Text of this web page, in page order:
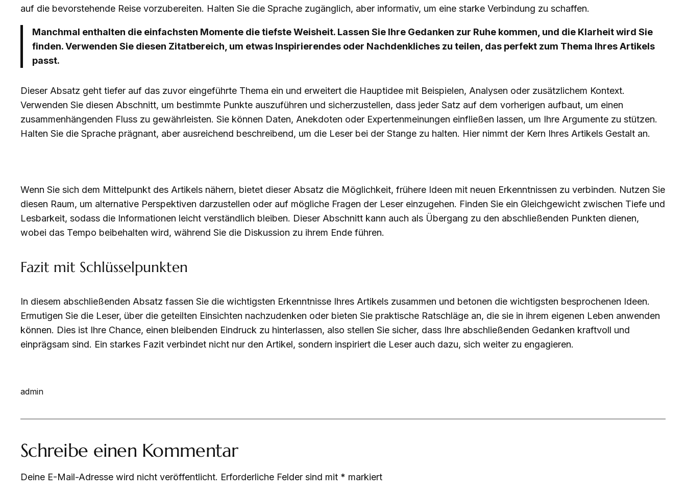
auf die bevorstehende Reise vorzubereiten. Halten Sie die Sprache zugänglich, aber informativ, um eine starke Verbindung zu schaffen.
Manchmal enthalten die einfachsten Momente die tiefste Weisheit. Lassen Sie Ihre Gedanken zur Ruhe kommen, und die Klarheit wird Sie
finden. Verwenden Sie diesen Zitatbereich, um etwas Inspirierendes oder Nachdenkliches zu teilen, das perfekt zum Thema Ihres Artikels
passt.
Dieser Absatz geht tiefer auf das zuvor eingeführte Thema ein und erweitert die Hauptidee mit Beispielen, Analysen oder zusätzlichem Kontext.
Verwenden Sie diesen Abschnitt, um bestimmte Punkte auszuführen und sicherzustellen, dass jeder Satz auf dem vorherigen aufbaut, um einen
zusammenhängenden Fluss zu gewährleisten. Sie können Daten, Anekdoten oder Expertenmeinungen einfließen lassen, um Ihre Argumente zu stützen.
Halten Sie die Sprache prägnant, aber ausreichend beschreibend, um die Leser bei der Stange zu halten. Hier nimmt der Kern Ihres Artikels Gestalt an.
Wenn Sie sich dem Mittelpunkt des Artikels nähern, bietet dieser Absatz die Möglichkeit, frühere Ideen mit neuen Erkenntnissen zu verbinden. Nutzen Sie
diesen Raum, um alternative Perspektiven darzustellen oder auf mögliche Fragen der Leser einzugehen. Finden Sie ein Gleichgewicht zwischen Tiefe und
Lesbarkeit, sodass die Informationen leicht verständlich bleiben. Dieser Abschnitt kann auch als Übergang zu den abschließenden Punkten dienen,
wobei das Tempo beibehalten wird, während Sie die Diskussion zu ihrem Ende führen.
Fazit mit Schlüsselpunkten
In diesem abschließenden Absatz fassen Sie die wichtigsten Erkenntnisse Ihres Artikels zusammen und betonen die wichtigsten besprochenen Ideen.
Ermutigen Sie die Leser, über die geteilten Einsichten nachzudenken oder bieten Sie praktische Ratschläge an, die sie in ihrem eigenen Leben anwenden
können. Dies ist Ihre Chance, einen bleibenden Eindruck zu hinterlassen, also stellen Sie sicher, dass Ihre abschließenden Gedanken kraftvoll und
einprägsam sind. Ein starkes Fazit verbindet nicht nur den Artikel, sondern inspiriert die Leser auch dazu, sich weiter zu engagieren.
admin
Schreibe einen Kommentar
Deine E-Mail-Adresse wird nicht veröffentlicht. Erforderliche Felder sind mit * markiert